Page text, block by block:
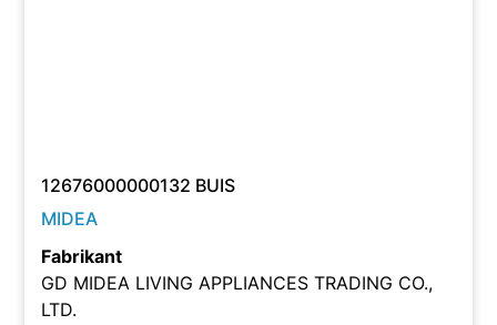
12676000000132 BUIS
MIDEA
Fabrikant
GD MIDEA LIVING APPLIANCES TRADING CO.,
LTD.